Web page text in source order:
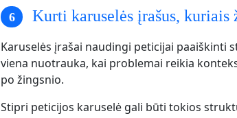
Kurti karuselės įrašus, kuriais
Karuselės įrašai naudingi peticijai paaiškinti
viena nuotrauka, kai problemai reikia
po žingsnio.
Stipri peticijos karuselė gali būti tokios